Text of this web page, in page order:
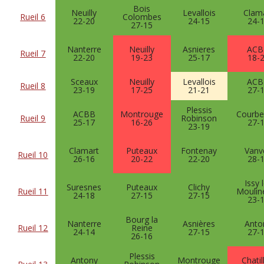
Rueil 6 Neuilly
22-20
Bois
Colombes
27-15
Levallois
24-15 24-
Rueil 7 Nanterre
22-20
Neuilly
19-23
Asnieres
25-17 18-
Rueil 8 Sceaux
23-19
Neuilly
17-25
Levallois
21-21 27-
Rueil 9 ACBB
25-17
Montrouge
16-26
Plessis
Robinson
23-19 27-
Rueil 10 Clamart
26-16
Puteaux
20-22
Fontenay
22-20 28-
Rueil 11 Suresnes
24-18
Puteaux
27-15
Clichy
27-15
Issy
23-
Rueil 12 Nanterre
24-14
Bourg la
Reine
26-16
Asnières
27-15 27-
Antony Plessis Montrouge